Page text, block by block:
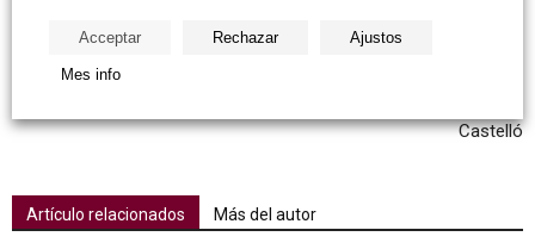
Castelló
Artículo relacionados Más del autor
Acceptar Rechazar Ajustos
Mes info